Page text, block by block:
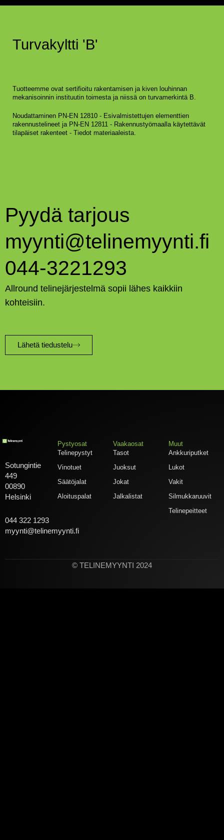
Turvakyltti 'B'
Tuotteemme ovat sertifioitu rakentamisen ja kiven louhinnan
mekanisoinnin instituutin toimesta ja niissä on turvamerkintä B.
Noudattaminen PN-EN 12810 - Esivalmistettujen elementtien
rakennustelineet ja PN-EN 12811 - Rakennustyömaalla käytettävät
tilapäiset rakenteet - Tiedot materiaaleista.
Pyydä tarjous
myynti@telinemyynti.fi
044-3221293
Allround telinejärjestelmä sopii lähes kaikkiin
kohteisiin.
Lähetä tiedustelu
Sotungintie
449
00890
Helsinki
044 322 1293
myynti@telinemyynti.fi
Pystyosat
Telinepystyt
Vinotuet
Säätöjalat
Aloituspalat
Vaakaosat
Tasot
Juoksut
Jokat
Jalkalistat
Muut
Ankkuriputket
Lukot
Vakit
Silmukkaruuvit
Telinepeitteet
© TELINEMYYNTI 2024